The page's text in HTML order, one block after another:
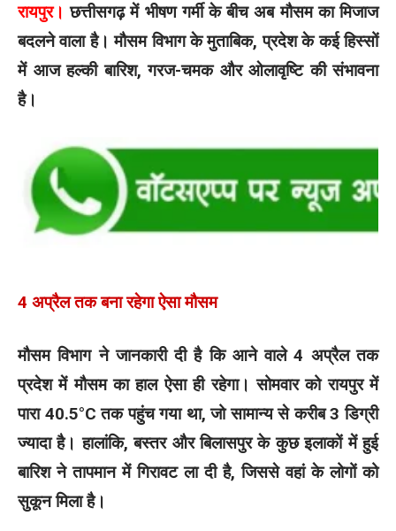
रायपुर। छत्तीसगढ़ में भीषण गर्मी के बीच अब मौसम का मिजाज
बदलने वाला है। मौसम विभाग के मुताबिक, प्रदेश के कई हिस्सों
में आज हल्की बारिश, गरज-चमक और ओलावृष्टि की संभावना
है।
4 अप्रैल तक बना रहेगा ऐसा मौसम
मौसम विभाग ने जानकारी दी है कि आने वाले 4 अप्रैल तक
प्रदेश में मौसम का हाल ऐसा ही रहेगा। सोमवार को रायपुर में
पारा 40.5°C तक पहुंच गया था, जो सामान्य से करीब 3 डिग्री
ज्यादा है। हालांकि, बस्तर और बिलासपुर के कुछ इलाकों में हुई
बारिश ने तापमान में गिरावट ला दी है, जिससे वहां के लोगों को
सुकून मिला है।